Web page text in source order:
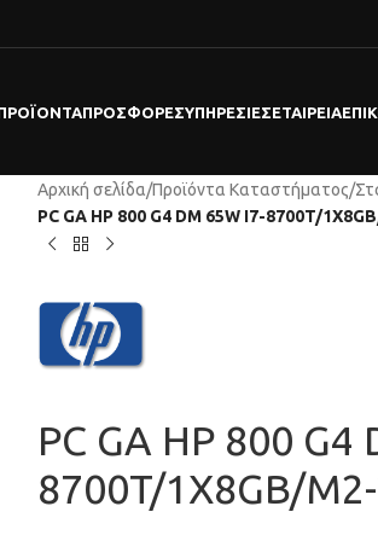
ΠΡΟΣΦΟΡΕΣΥΠΗΡΕΣΊΕΣΕΤΑΙΡΕΊΑ
Αρχική σελίδα/Προϊόντα Καταστήματος/
PC GA HP 800 G4 DM 65W I7-8700T/
PC GA HP 800 G4
8700T/1X8GB/